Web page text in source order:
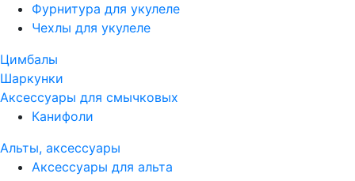
Фурнитура для укулеле
Чехлы для укулеле
Цимбалы
Шаркунки
Аксессуары для смычковых
Канифоли
Альты, аксессуары
Аксессуары для альта